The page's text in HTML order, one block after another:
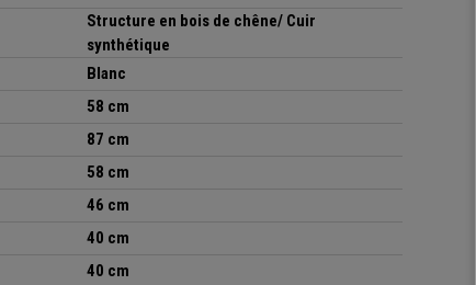
Structure en bois de chêne/ Cuir
synthétique
Blanc
58 cm
87 cm
58 cm
46 cm
40 cm
40 cm